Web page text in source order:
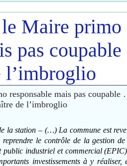
Maire primo
pas
l’imbroglio
la station – (…) La commune est
le contrôle de la gestion de
public industriel et commercial
investissements à y réaliser,